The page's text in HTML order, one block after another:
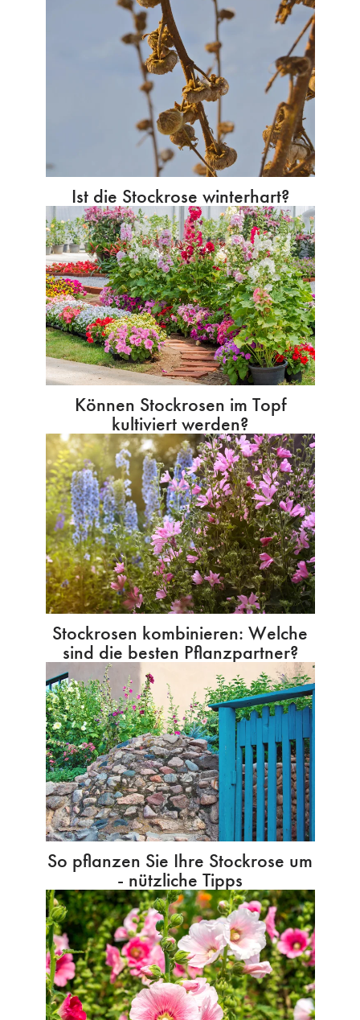
Ist die Stockrose winterhart?
Können Stockrosen im Topf
kultiviert werden?
Stockrosen kombinieren: Welche
sind die besten Pflanzpartner?
So pflanzen Sie Ihre Stockrose um
- nützliche Tipps